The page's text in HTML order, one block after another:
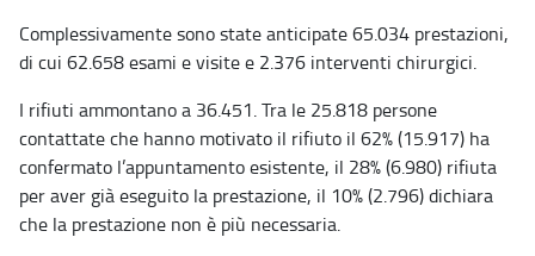
Complessivamente sono state anticipate 65.034 prestazioni,
di cui 62.658 esami e visite e 2.376 interventi chirurgici.
I rifiuti ammontano a 36.451. Tra le 25.818 persone
contattate che hanno motivato il rifiuto il 62% (15.917) ha
confermato l’appuntamento esistente, il 28% (6.980) rifiuta
per aver già eseguito la prestazione, il 10% (2.796) dichiara
che la prestazione non è più necessaria.